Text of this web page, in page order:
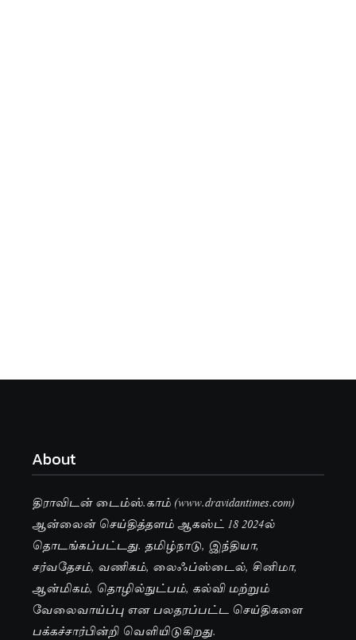
About
திராவிடன் டைம்ஸ்.காம் (www.dravidantimes.com)
ஆன்லைன் செய்தித்தளம் ஆகஸ்ட் 18 2024ல்
தொடங்கப்பட்டது. தமிழ்நாடு, இந்தியா,
சர்வதேசம், வணிகம், லைஃப்ஸ்டைல், சினிமா,
ஆன்மிகம், தொழில்நுட்பம், கல்வி மற்றும்
வேலைவாய்ப்பு என பலதரப்பட்ட செய்திகளை
பக்கச்சார்பின்றி வெளியிடுகிறது.